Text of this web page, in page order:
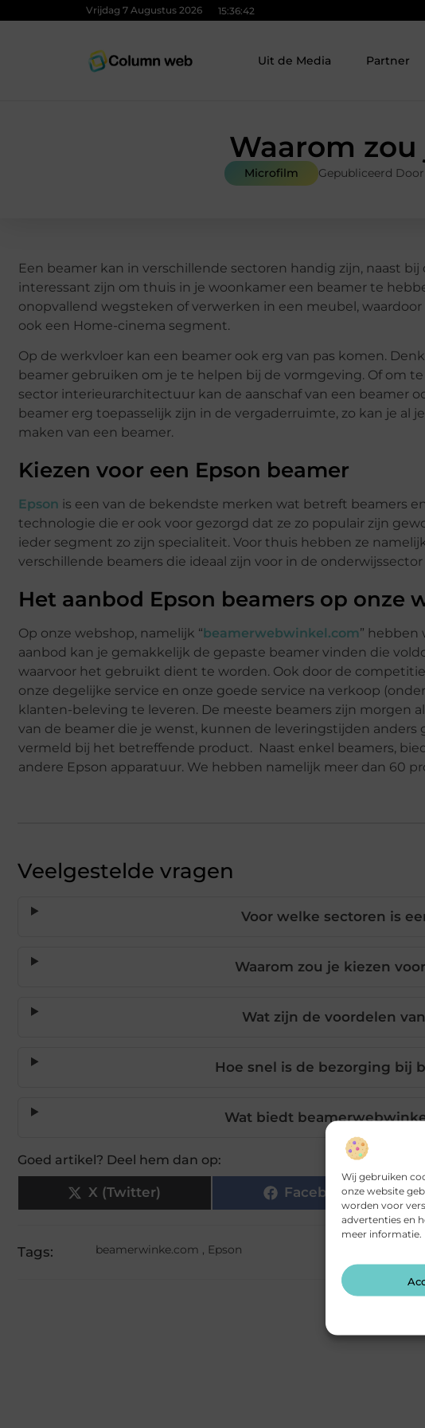
Wij gebruiken
onze website
worden voor
advertenties en
meer informatie.
Vrijdag 7 Augustus 2026 15:36:43
Uit de Media Partner
Waarom
Microfilm Gepubliceerd
Een beamer kan in verschillende sectoren handig zijn, naast
interessant zijn om thuis in je woonkamer een beamer te
onopvallend wegsteken of verwerken in een meubel,
ook een Home-cinema segment.
Op de werkvloer kan een beamer ook erg van pas komen.
beamer gebruiken om je te helpen bij de vormgeving. Of om
sector interieurarchitectuur kan de aanschaf van een beamer
beamer erg toepasselijk zijn in de vergaderruimte, zo kan je
maken van een beamer.
Kiezen voor een Epson beamer
Epson is een van de bekendste merken wat betreft beamers
technologie die er ook voor gezorgd dat ze zo populair zijn
ieder segment zo zijn specialiteit. Voor thuis hebben ze
verschillende beamers die ideaal zijn voor in de
Het aanbod Epson beamers op onze
Op onze webshop, namelijk “beamerwebwinkel.com” hebben
aanbod kan je gemakkelijk de gepaste beamer vinden die
waarvoor het gebruikt dient te worden. Ook door de
onze degelijke service en onze goede service na verkoop
klanten-beleving te leveren. De meeste beamers zijn morgen
van de beamer die je wenst, kunnen de leveringstijden
vermeld bij het betreffende product. Naast enkel beamers,
andere Epson apparatuur. We hebben namelijk meer dan 60
Veelgestelde vragen
Voor welke sectoren is
Waarom zou je kiezen
Wat zijn de voordelen
Hoe snel is de bezorging bij
Wat biedt
Goed artikel? Deel hem dan op:
X (Twitter) Facebook
Tags: beamerwinke.com , Epson